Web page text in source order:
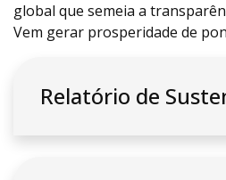
global que semeia a
Vem gerar prosperidade de
Relatório de